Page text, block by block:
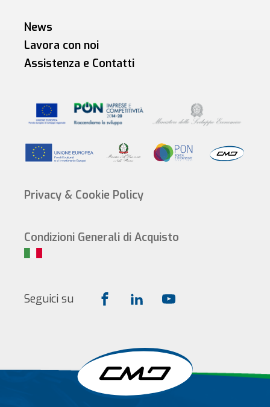
News
Lavora con noi
Assistenza e Contatti
Privacy & Cookie Policy
Condizioni Generali di Acquisto
Seguici su